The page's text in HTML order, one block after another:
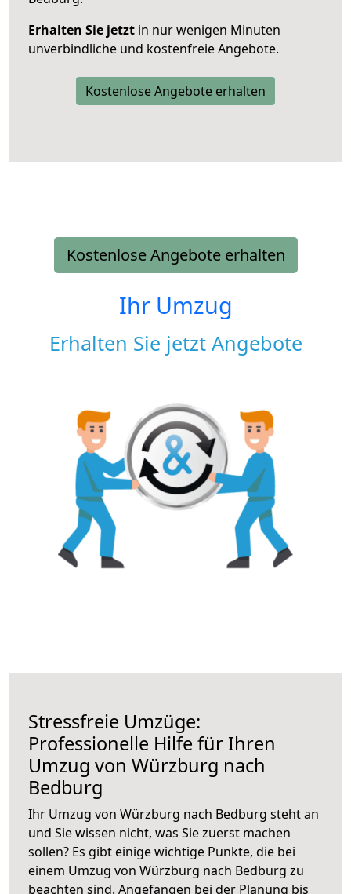
Erhalten Sie jetzt in nur wenigen Minuten
unverbindliche und kostenfreie Angebote.
Kostenlose Angebote erhalten
Kostenlose Angebote erhalten
Ihr Umzug
Erhalten Sie jetzt Angebote
Stressfreie Umzüge:
Professionelle Hilfe für Ihren
Umzug von Würzburg nach
Bedburg
Ihr Umzug von Würzburg nach Bedburg steht an
und Sie wissen nicht, was Sie zuerst machen
sollen? Es gibt einige wichtige Punkte, die bei
einem Umzug von Würzburg nach Bedburg zu
beachten sind. Angefangen bei der Planung bis